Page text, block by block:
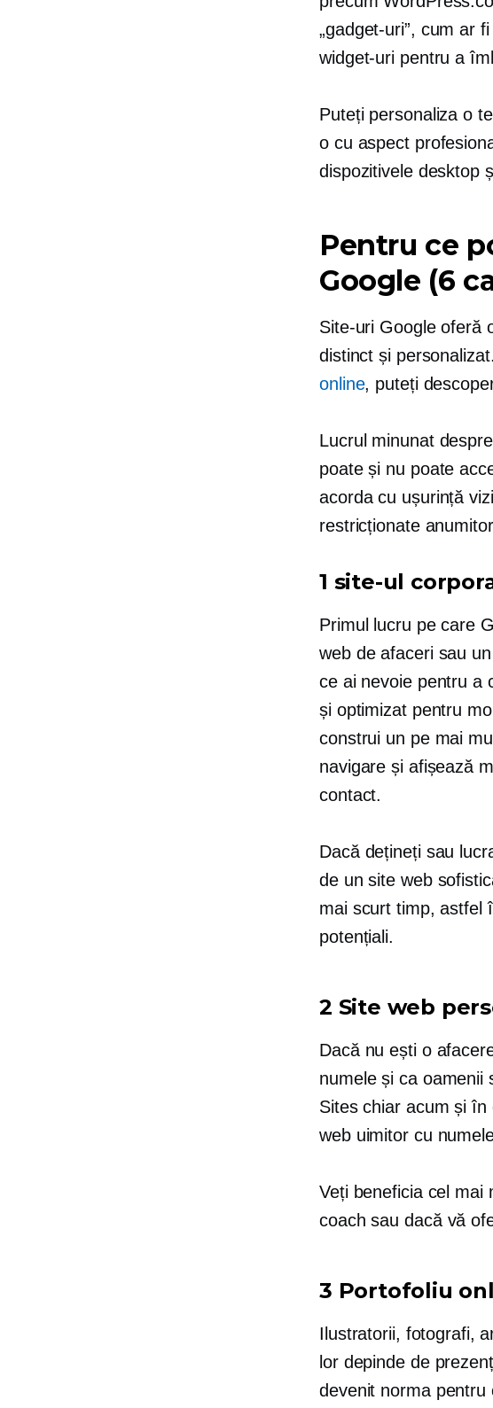
„gadget-uri”, cum ar
widget-uri pentru a
Puteți personaliza o
o cu aspect
dispozitivele desktop
Pentru ce
Google (6
Site-uri Google oferă
distinct și
online, puteți
Lucrul minunat
poate și nu poate
acorda cu ușurință
restricționate
1 site-ul
Primul lucru pe care
web de afaceri sau
ce ai nevoie pentru a
și optimizat pentru
construi un pe mai
navigare și afișează
contact.
Dacă dețineți sau
de un site web
mai scurt timp, astfel
potențiali.
2 Site web
Dacă nu ești o
numele și ca oamenii
Sites chiar acum și
web uimitor cu
Veți beneficia cel mai
coach sau dacă vă
3 Portofoliu
Ilustratorii, fotografi,
lor depinde de
devenit norma pentru